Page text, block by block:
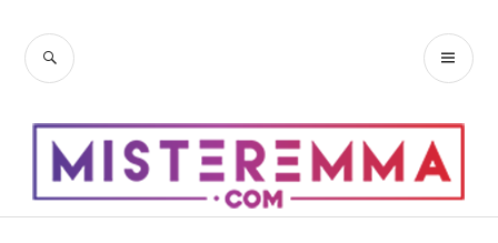
contenu
RECHERCHE